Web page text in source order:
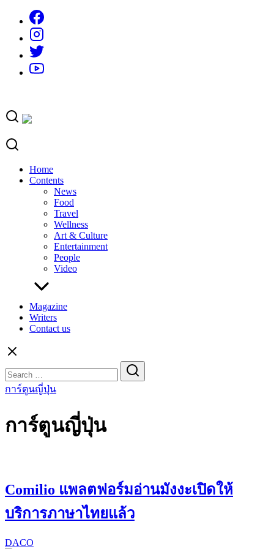
content
Home
Contents
News
Food
Travel
Wellness
Art & Culture
Entertainment
People
Video
Magazine
Writers
Contact us
for:
การ์ตูนญี่ปุ่น
การ์ตูนญี่ปุ่น
Comilio แพลตฟอร์มอ่านมังงะเปิดให้
บริการภาษาไทยแล้ว
DACO